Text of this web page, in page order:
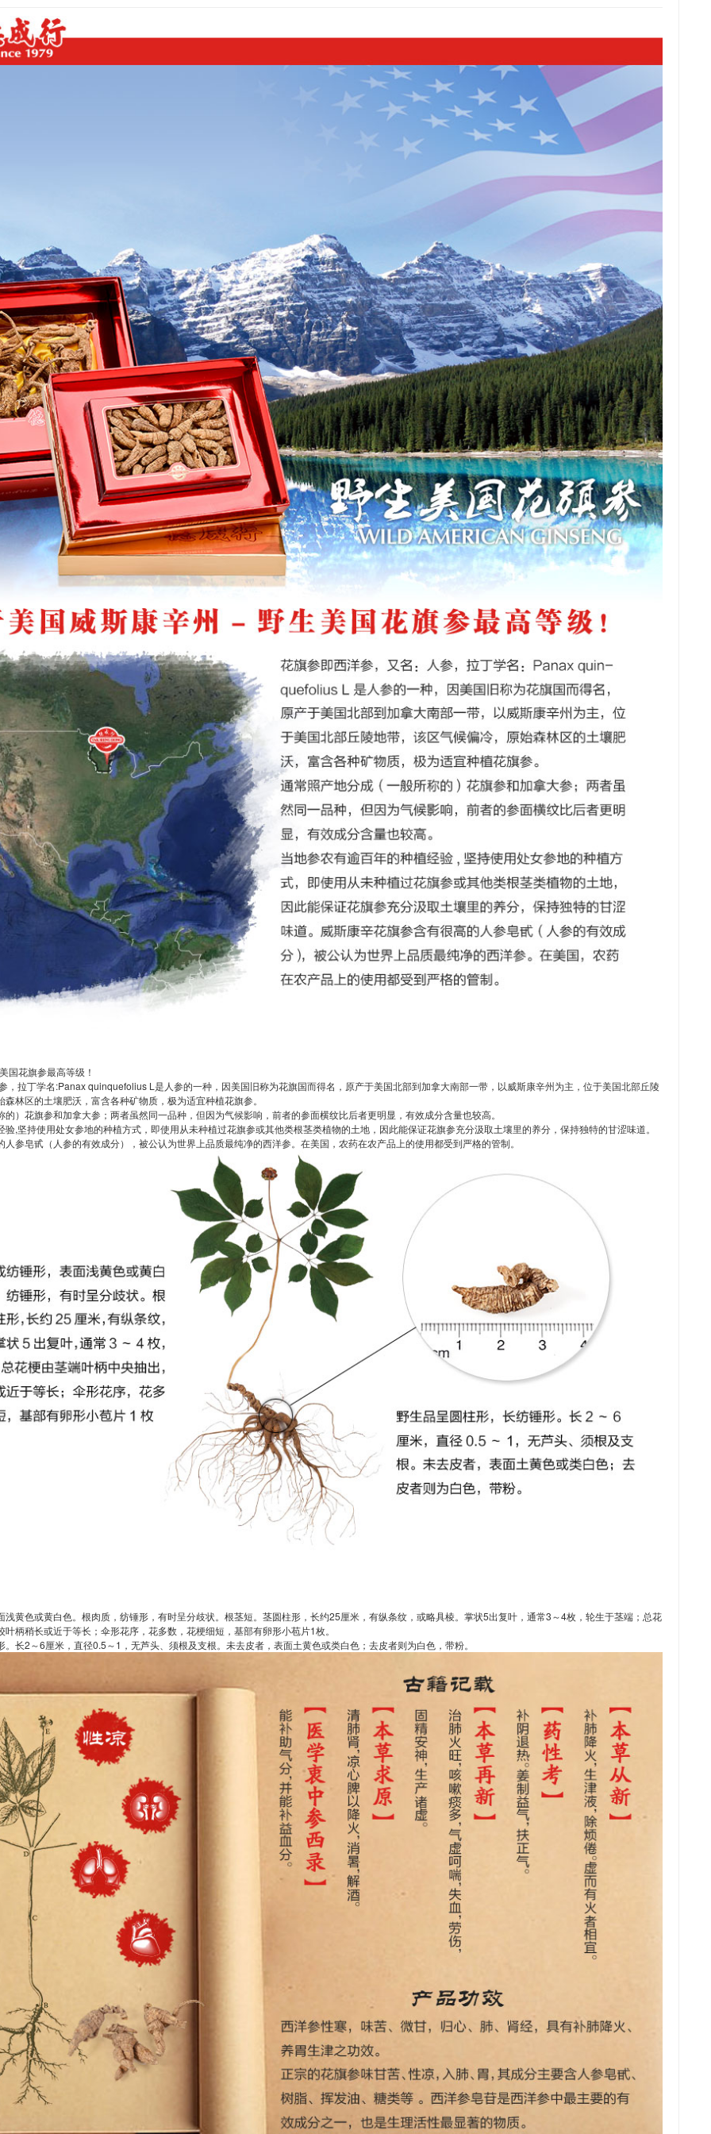
国花旗参最高等级！
，拉丁学名:Panax quinquefolius L是人参的一种，因美国旧称为花旗国而得名，原产于美国北部到加拿大南部一带，以威斯康辛州为主，位于美国北部丘陵
林区的土壤肥沃，富含各种矿物质，极为适宜种植花旗参。
）花旗参和加拿大参；两者虽然同一品种，但因为气候影响，前者的参面横纹比后者更明显，有效成分含量也较高。
验,坚持使用处女参地的种植方式，即使用从未种植过花旗参或其他类根茎类植物的土地，因此能保证花旗参充分汲取土壤里的养分，保持独特的甘涩味道。
参皂甙（人参的有效成分），被公认为世界上品质最纯净的西洋参。在美国，农药在农产品上的使用都受到严格的管制。
浅黄色或黄白色。根肉质，纺锤形，有时呈分歧状。根茎短。茎圆柱形，长约25厘米，有纵条纹，或略具棱。掌状5出复叶，通常3～4枚，轮生于茎端；总花
柄稍长或近于等长；伞形花序，花多数，花梗细短，基部有卵形小苞片1枚。
长2～6厘米，直径0.5～1，无芦头、须根及支根。未去皮者，表面土黄色或类白色；去皮者则为白色，带粉。